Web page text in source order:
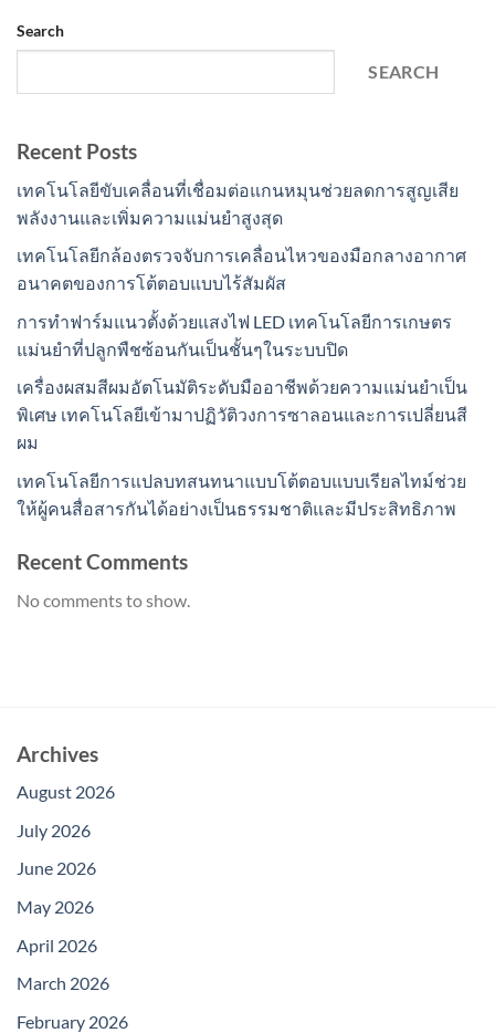
Search
SEARCH
Recent Posts
เทคโนโลยีขับเคลื่อนที่เชื่อมต่อแกนหมุนช่วยลดการสูญเสีย
พลังงานและเพิ่มความแม่นยำสูงสุด
เทคโนโลยีกล้องตรวจจับการเคลื่อนไหวของมือกลางอากาศ
อนาคตของการโต้ตอบแบบไร้สัมผัส
การทำฟาร์มแนวตั้งด้วยแสงไฟ LED เทคโนโลยีการเกษตร
แม่นยำที่ปลูกพืชซ้อนกันเป็นชั้นๆในระบบปิด
เครื่องผสมสีผมอัตโนมัติระดับมืออาชีพด้วยความแม่นยำเป็น
พิเศษ เทคโนโลยีเข้ามาปฏิวัติวงการซาลอนและการเปลี่ยนสี
ผม
เทคโนโลยีการแปลบทสนทนาแบบโต้ตอบแบบเรียลไทม์ช่วย
ให้ผู้คนสื่อสารกันได้อย่างเป็นธรรมชาติและมีประสิทธิภาพ
Recent Comments
No comments to show.
Archives
August 2026
July 2026
June 2026
May 2026
April 2026
March 2026
February 2026